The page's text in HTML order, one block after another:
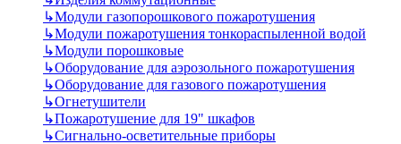
↳Модули газопорошкового пожаротушения
↳Модули пожаротушения тонкораспыленной водой
↳Модули порошковые
↳Оборудование для аэрозольного пожаротушения
↳Оборудование для газового пожаротушения
↳Огнетушители
↳Пожаротушение для 19" шкафов
↳Сигнально-осветительные приборы